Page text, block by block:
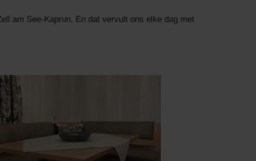
am See-Kaprun. En dat vervult ons elke dag met